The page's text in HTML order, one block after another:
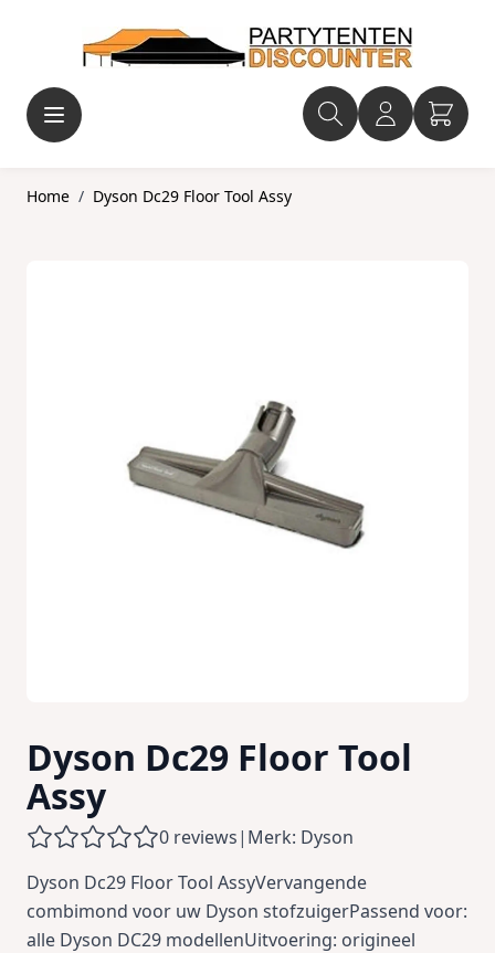
Home / Dyson Dc29 Floor Tool Assy
Dyson Dc29 Floor Tool
Assy
0 reviews| Merk: Dyson
Dyson Dc29 Floor Tool AssyVervangende
combimond voor uw Dyson stofzuigerPassend voor:
alle Dyson DC29 modellenUitvoering: origineel